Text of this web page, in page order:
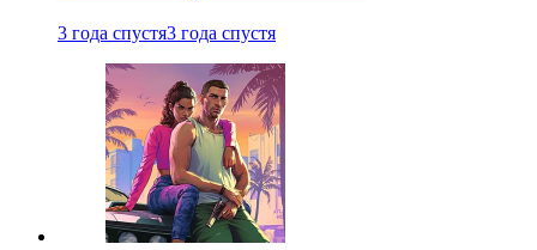
3 года спустя3 года спустя